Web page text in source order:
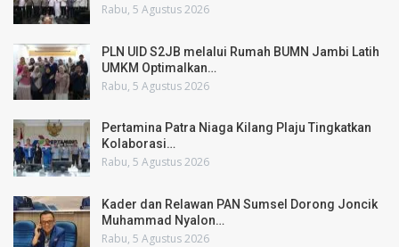
Rabu, 5 Agustus 2026
PLN UID S2JB melalui Rumah BUMN Jambi Latih
UMKM Optimalkan…
Rabu, 5 Agustus 2026
Pertamina Patra Niaga Kilang Plaju Tingkatkan
Kolaborasi…
Rabu, 5 Agustus 2026
Kader dan Relawan PAN Sumsel Dorong Joncik
Muhammad Nyalon…
Rabu, 5 Agustus 2026